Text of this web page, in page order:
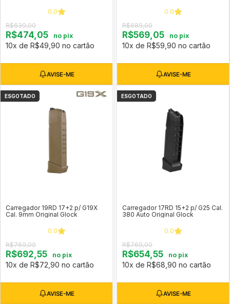
0.0
R$639,00
R$474,05 no pix
10x de R$49,90 no cartão
0.0
R$689,00
R$569,05 no pix
10x de R$59,90 no cartão
ESGOTADO
Carregador 19RD 17+2 p/ G19X
Cal. 9mm Original Glock
0.0
R$769,00
R$692,55 no pix
10x de R$72,90 no cartão
ESGOTADO
Carregador 17RD 15+2 p/ G25 Cal.
380 Auto Original Glock
0.0
R$769,00
R$654,55 no pix
10x de R$68,90 no cartão